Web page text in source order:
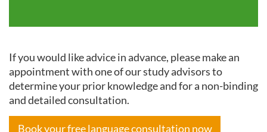
If you would like advice in advance, please make an
appointment with one of our study advisors to
determine your prior knowledge and for a non-binding
and detailed consultation.
Book your free language consultation now